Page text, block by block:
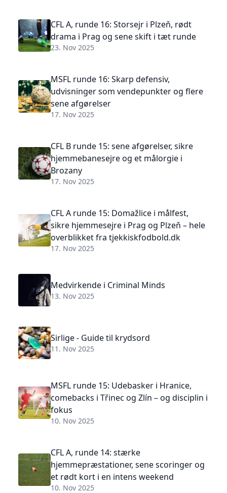
CFL A, runde 16: Storsejr i Plzeň, rødt
drama i Prag og sene skift i tæt runde
23. Nov 2025
MSFL runde 16: Skarp defensiv,
udvisninger som vendepunkter og flere
sene afgørelser
17. Nov 2025
CFL B runde 15: sene afgørelser, sikre
hjemmebanesejre og et målorgie i
Brozany
17. Nov 2025
CFL A runde 15: Domažlice i målfest,
sikre hjemmesejre i Prag og Plzeň – hele
overblikket fra tjekkiskfodbold.dk
17. Nov 2025
Medvirkende i Criminal Minds
13. Nov 2025
Sirlige - Guide til krydsord
11. Nov 2025
MSFL runde 15: Udebasker i Hranice,
comebacks i Třinec og Zlín – og disciplin i
fokus
10. Nov 2025
CFL A, runde 14: stærke
hjemmepræstationer, sene scoringer og
et rødt kort i en intens weekend
10. Nov 2025